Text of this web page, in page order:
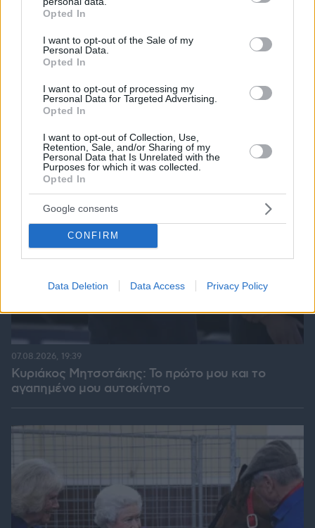
grant or deny consent to Google and its third-party tags to
use your data for below specified purposes in below Google
consent section.
Opted In
I want to opt-out of the Sale of my
Personal Data.
Opted In
I want to opt-out of processing my
Personal Data for Targeted Advertising.
Opted In
I want to opt-out of Collection, Use,
Retention, Sale, and/or Sharing of my
Personal Data that Is Unrelated with the
Purposes for which it was collected.
Opted In
Google consents
CONFIRM
Data Deletion Data Access Privacy Policy
παράδειγμα της Ισπανίας
Κυριάκος Μητσοτάκης: Το πρώτο μου και το
αγαπημένο μου αυτοκίνητο
07.08.2026, 19:39